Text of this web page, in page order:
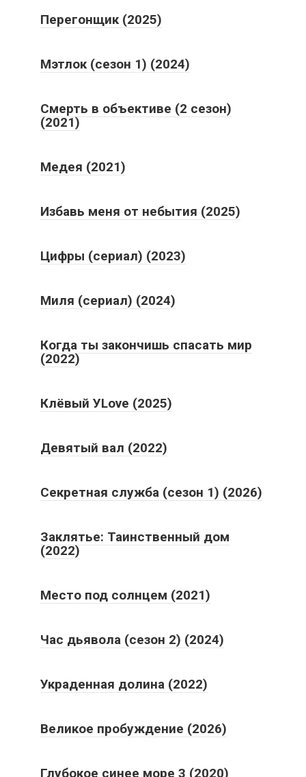
Перегонщик (2025)
Мэтлок (сезон 1) (2024)
Смерть в объективе (2 сезон)
(2021)
Медея (2021)
Избавь меня от небытия (2025)
Цифры (сериал) (2023)
Миля (сериал) (2024)
Когда ты закончишь спасать мир
(2022)
Клёвый УLove (2025)
Девятый вал (2022)
Секретная служба (сезон 1) (2026)
Заклятье: Таинственный дом
(2022)
Место под солнцем (2021)
Час дьявола (сезон 2) (2024)
Украденная долина (2022)
Великое пробуждение (2026)
Глубокое синее море 3 (2020)